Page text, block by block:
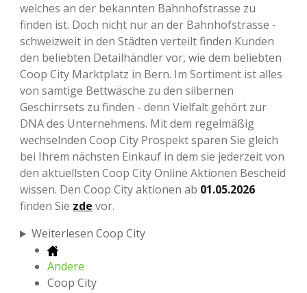
welches an der bekannten Bahnhofstrasse zu
finden ist. Doch nicht nur an der Bahnhofstrasse -
schweizweit in den Städten verteilt finden Kunden
den beliebten Detailhändler vor, wie dem beliebten
Coop City Marktplatz in Bern. Im Sortiment ist alles
von samtige Bettwäsche zu den silbernen
Geschirrsets zu finden - denn Vielfalt gehört zur
DNA des Unternehmens. Mit dem regelmäßig
wechselnden Coop City Prospekt sparen Sie gleich
bei Ihrem nächsten Einkauf in dem sie jederzeit von
den aktuellsten Coop City Online Aktionen Bescheid
wissen. Den Coop City aktionen ab 01.05.2026
finden Sie zde vor.
Weiterlesen Coop City
Andere
Coop City